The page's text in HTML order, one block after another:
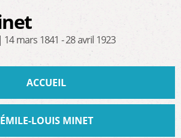
contenu
principal
mars 1841 - 28 avril 1923
ACCUEIL
ÉMILE-LOUIS MINET